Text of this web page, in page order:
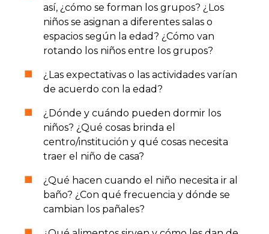
así, ¿cómo se forman los grupos? ¿Los
niños se asignan a diferentes salas o
espacios según la edad? ¿Cómo van
rotando los niños entre los grupos?
¿Las expectativas o las actividades varían
de acuerdo con la edad?
¿Dónde y cuándo pueden dormir los
niños? ¿Qué cosas brinda el
centro/institución y qué cosas necesita
traer el niño de casa?
¿Qué hacen cuando el niño necesita ir al
baño? ¿Con qué frecuencia y dónde se
cambian los pañales?